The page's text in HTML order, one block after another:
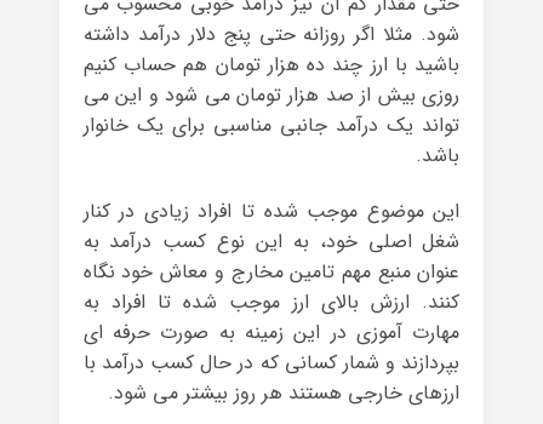
شود. مثلا اگر روزانه حتی پنج دلار درآمد داشته
باشید با ارز چند ده هزار تومان هم حساب کنیم
روزی بیش از صد هزار تومان می شود و این می
تواند یک درآمد جانبی مناسبی برای یک خانوار
باشد.
این موضوع موجب شده تا افراد زیادی در کنار
شغل اصلی خود، به این نوع کسب درآمد به
عنوان منبع مهم تامین مخارج و معاش خود نگاه
کنند. ارزش بالای ارز موجب شده تا افراد به
مهارت آموزی در این زمینه به صورت حرفه ای
بپردازند و شمار کسانی که در حال کسب درآمد با
ارزهای خارجی هستند هر روز بیشتر می شود.